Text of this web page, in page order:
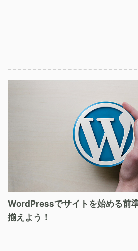
WordPressでサイトを始める前
揃えよう！